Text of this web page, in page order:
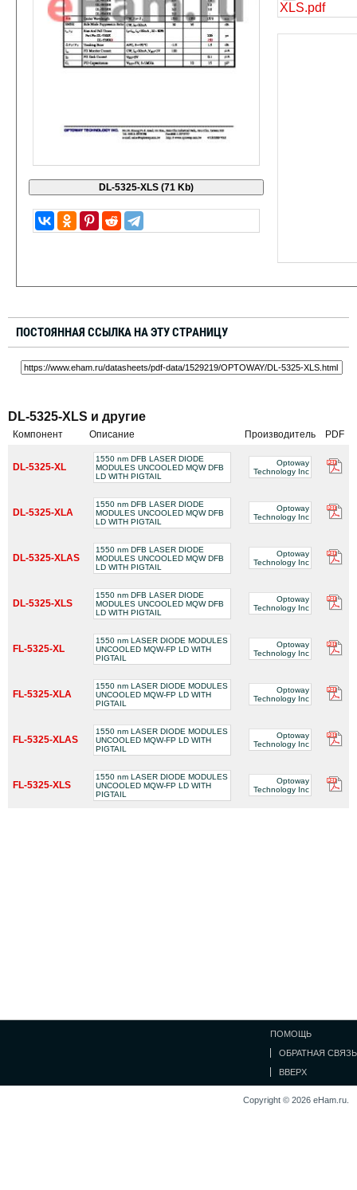
XLS.pdf
ПОСТОЯННАЯ ССЫЛКА НА ЭТУ СТРАНИЦУ
DL-5325-XLS и другие
Компонент Описание Производитель PDF
DL-5325-XL
1550 nm DFB LASER DIODE
MODULES UNCOOLED MQW DFB
LD WITH PIGTAIL
Optoway
Technology Inc
DL-5325-XLA
1550 nm DFB LASER DIODE
MODULES UNCOOLED MQW DFB
LD WITH PIGTAIL
Optoway
Technology Inc
DL-5325-XLAS
1550 nm DFB LASER DIODE
MODULES UNCOOLED MQW DFB
LD WITH PIGTAIL
Optoway
Technology Inc
DL-5325-XLS
1550 nm DFB LASER DIODE
MODULES UNCOOLED MQW DFB
LD WITH PIGTAIL
Optoway
Technology Inc
FL-5325-XL
1550 nm LASER DIODE MODULES
UNCOOLED MQW-FP LD WITH
PIGTAIL
Optoway
Technology Inc
FL-5325-XLA
1550 nm LASER DIODE MODULES
UNCOOLED MQW-FP LD WITH
PIGTAIL
Optoway
Technology Inc
FL-5325-XLAS
1550 nm LASER DIODE MODULES
UNCOOLED MQW-FP LD WITH
PIGTAIL
Optoway
Technology Inc
FL-5325-XLS
1550 nm LASER DIODE MODULES
UNCOOLED MQW-FP LD WITH
PIGTAIL
Optoway
Technology Inc
ПОМОЩЬ
ОБРАТНАЯ СВЯЗЬ
ВВЕРХ
Copyright © 2026 eHam.ru.